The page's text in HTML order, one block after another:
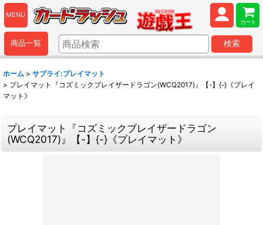
MENU
カート
商品一覧 検索
ホーム > サプライ:プレイマット
> プレイマット『コズミックブレイザードラゴン(WCQ2017)』【-】{-}《プレイ
マット》
プレイマット『コズミックブレイザードラゴン
(WCQ2017)』【-】{-}《プレイマット》